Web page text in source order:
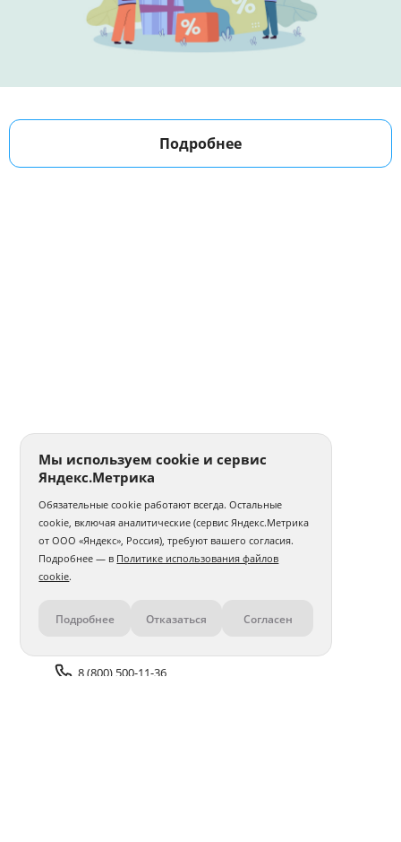
Подробнее
Контакты
8 (800) 500-11-36
Мы используем cookie и сервис
Яндекс.Метрика
Обязательные cookie работают всегда. Остальные
cookie, включая аналитические (сервис Яндекс.Метрика
от ООО «Яндекс», Россия), требуют вашего согласия.
Подробнее — в Политике использования файлов
cookie.
Подробнее Отказаться Согласен